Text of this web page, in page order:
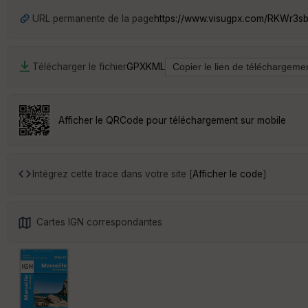
URL permanente de la pagehttps://www.visugpx.com/
Télécharger le fichierGPXKML
Afficher le QRCode pour téléchargement sur mobile
Intégrez cette trace dans votre site [Afficher le code]
Cartes IGN correspondantes